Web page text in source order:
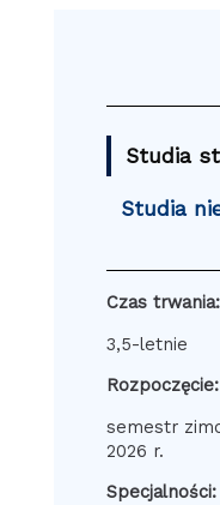
Studia
Studia
Czas trwania:
3,5-letnie
Rozpoczęcie:
semestr
2026 r.
Specjalności: